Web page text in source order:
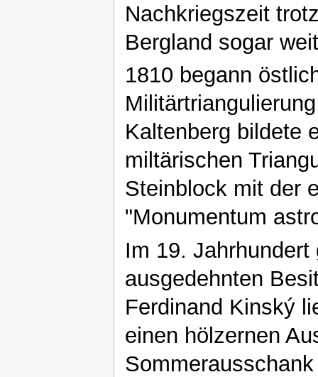
Nachkriegszeit
Bergland sogar
1810 begann
Kaltenberg bildete
miltärischen
Steinblock mit der
"Monumentum
Im 19.
ausgedehnten
Ferdinand Kinský
einen hölzernen